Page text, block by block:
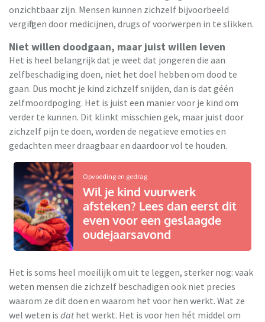
onzichtbaar zijn. Mensen kunnen zichzelf bijvoorbeeld
vergiftigen door medicijnen, drugs of voorwerpen in te slikken.
Niet willen doodgaan, maar juist willen leven
Het is heel belangrijk dat je weet dat jongeren die aan
zelfbeschadiging doen, niet het doel hebben om dood te
gaan. Dus mocht je kind zichzelf snijden, dan is dat géén
zelfmoordpoging. Het is juist een manier voor je kind om
verder te kunnen. Dit klinkt misschien gek, maar juist door
zichzelf pijn te doen, worden de negatieve emoties en
gedachten meer draagbaar en daardoor vol te houden.
Opvoeding en gedrag
Wil je kind vuurwerk
afsteken? Lees dan eerst dit
even voor een geslaagde
oudejaarsavond
Het is soms heel moeilijk om uit te leggen, sterker nog: vaak
weten mensen die zichzelf beschadigen ook niet precies
waarom ze dit doen en waarom het voor hen werkt. Wat ze
wel weten is dathet werkt. Het is voor hen hét middel om